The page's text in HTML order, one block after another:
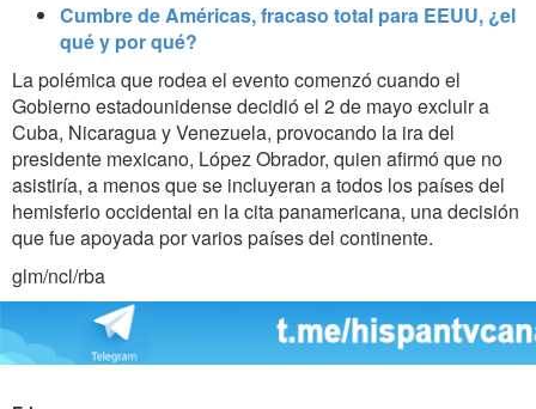
Cumbre de Américas, fracaso total para EEUU, ¿el
qué y por qué?
La polémica que rodea el evento comenzó cuando el
Gobierno estadounidense decidió el 2 de mayo excluir a
Cuba, Nicaragua y Venezuela, provocando la ira del
presidente mexicano, López Obrador, quien afirmó que no
asistiría, a menos que se incluyeran a todos los países del
hemisferio occidental en la cita panamericana, una decisión
que fue apoyada por varios países del continente.
glm/ncl/rba